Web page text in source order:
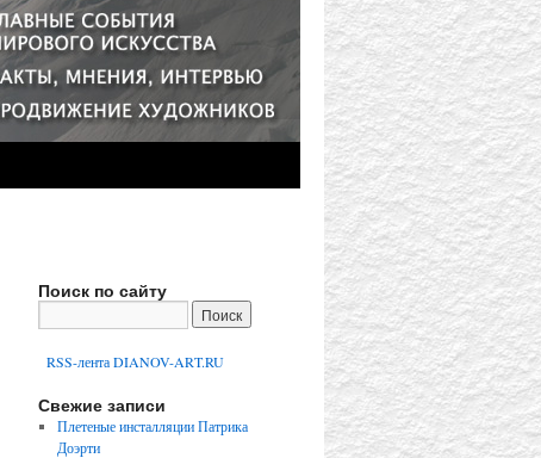
Поиск по сайту
RSS-лента DIANOV-ART.RU
Свежие записи
Плетеные инсталляции Патрика
Доэрти